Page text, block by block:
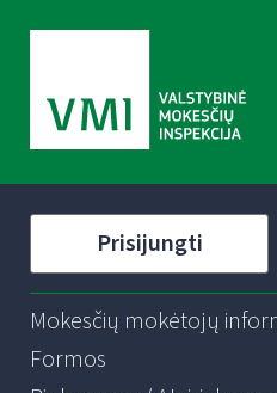
Prisijungti
Mokesčių mokėtojų
Formos